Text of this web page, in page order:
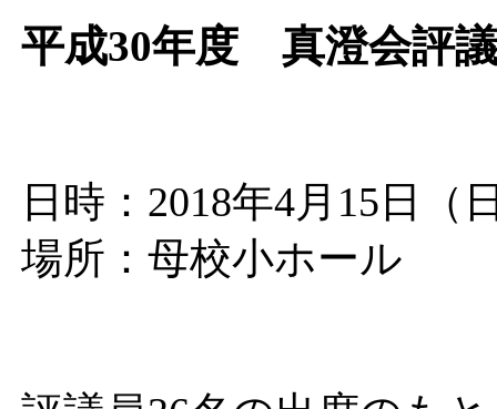
平成30年度 真澄会評
日時：2018年4月15日
場所：母校小ホール